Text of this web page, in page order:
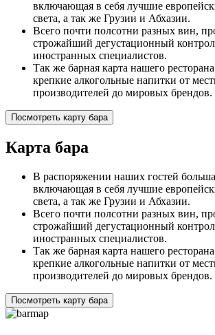
включающая в себя лучшие
света, а так же Грузии и Абхазии.
Всего почти полсотни разных вин,
строжайший дегустационный
иностранных специалистов.
Так же барная карта нашего
крепкие алкогольные напитки от
производителей до мировых брендов.
Посмотреть карту бара
Карта бара
В распоряжении наших гостей
включающая в себя лучшие
света, а так же Грузии и Абхазии.
Всего почти полсотни разных вин,
строжайший дегустационный
иностранных специалистов.
Так же барная карта нашего
крепкие алкогольные напитки от
производителей до мировых брендов.
Посмотреть карту бара